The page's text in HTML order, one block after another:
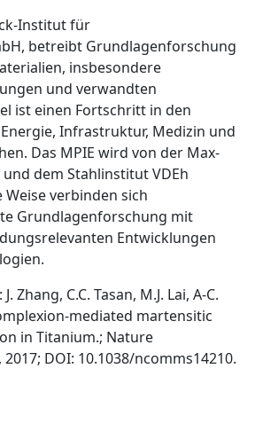
Institut für
betreibt Grundlagenforschung
insbesondere
und verwandten
ist einen Fortschritt in den
Infrastruktur, Medizin und
Das MPIE wird von der Max-
dem Stahlinstitut VDEh
verbinden sich
Grundlagenforschung mit
Entwicklungen
Zhang, C.C. Tasan, M.J. Lai, A-C.
mediated martensitic
in Titanium.; Nature
DOI: 10.1038/ncomms14210.